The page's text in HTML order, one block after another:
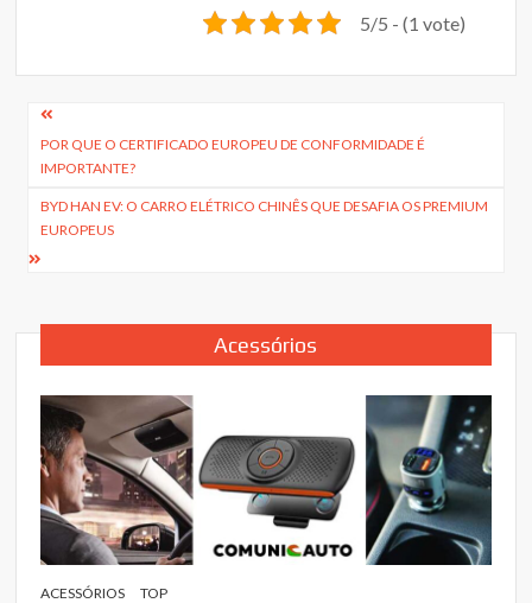
5/5 - (1 vote)
Navegação
de
artigos
POR QUE O CERTIFICADO EUROPEU DE CONFORMIDADE É
IMPORTANTE?
BYD HAN EV: O CARRO ELÉTRICO CHINÊS QUE DESAFIA OS PREMIUM
EUROPEUS
Acessórios
ACESSÓRIOS TOP